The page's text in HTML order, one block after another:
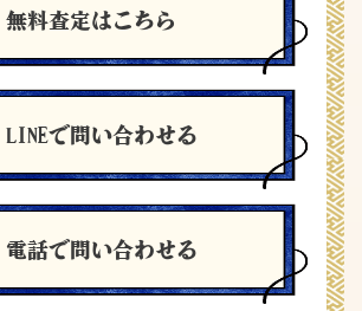
無料査定はこちら
LINEで問い合わせる
電話で問い合わせる